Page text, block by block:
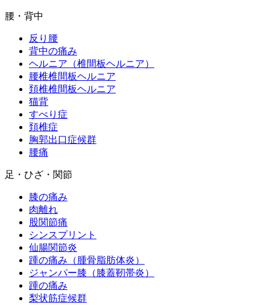
腰・背中
反り腰
背中の痛み
ヘルニア（椎間板ヘルニア）
腰椎椎間板ヘルニア
頚椎椎間板ヘルニア
猫背
すべり症
頚椎症
胸郭出口症候群
腰痛
足・ひざ・関節
膝の痛み
肉離れ
股関節痛
シンスプリント
仙腸関節炎
踵の痛み（腫骨脂肪体炎）
ジャンパー膝（膝蓋靭帯炎）
踵の痛み
梨状筋症候群